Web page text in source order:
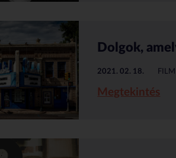
Dolgok,
2021. 02. 18. FILM
Megtekintés